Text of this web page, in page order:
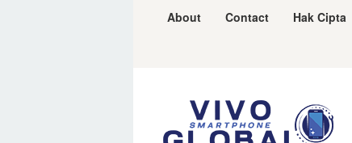
About Contact Hak Cipta